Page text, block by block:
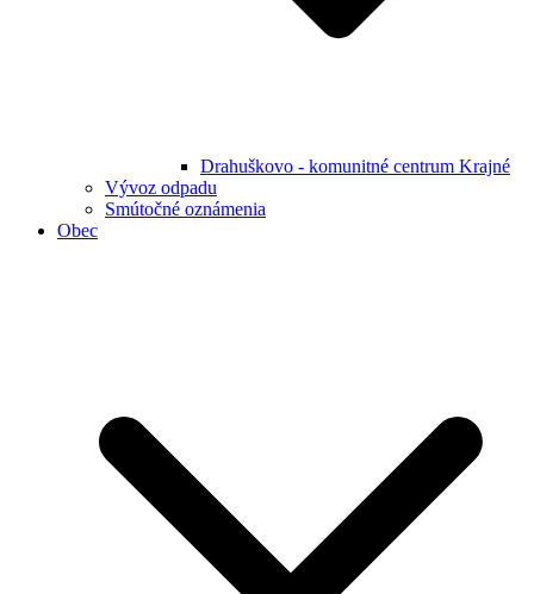
Drahuškovo - komunitné centrum Krajné
Vývoz odpadu
Smútočné oznámenia
Obec